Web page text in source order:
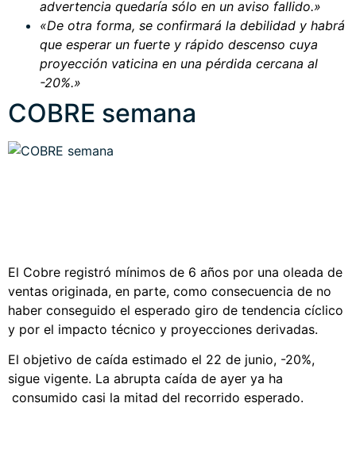
advertencia quedaría sólo en un aviso fallido.»
«De otra forma, se confirmará la debilidad y habrá
que esperar un fuerte y rápido descenso cuya
proyección vaticina en una pérdida cercana al
-20%.»
COBRE semana
El Cobre registró mínimos de 6 años por una oleada de
ventas originada, en parte, como consecuencia de no
haber conseguido el esperado giro de tendencia cíclico
y por el impacto técnico y proyecciones derivadas.
El objetivo de caída estimado el 22 de junio, -20%,
sigue vigente. La abrupta caída de ayer ya ha
consumido casi la mitad del recorrido esperado.